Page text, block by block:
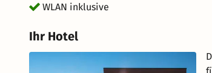
WLAN inklusive
Ihr Hotel